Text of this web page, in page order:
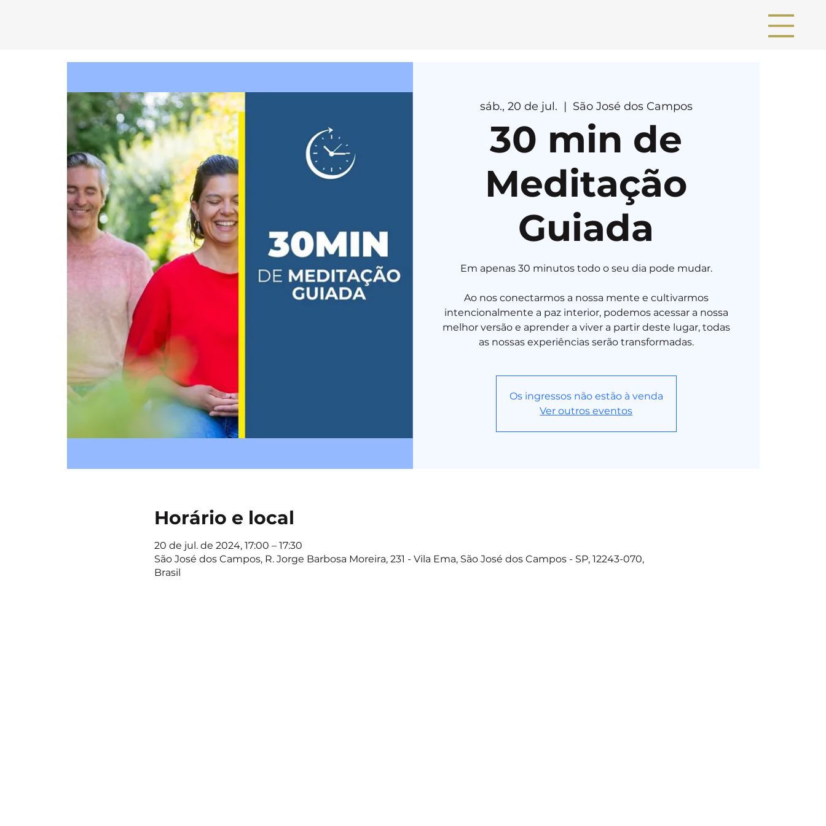
CENTRODE MEDITAÇÃ
KADAMPA R sáb., 20 de jul.
  |
São José dos Campos
30 min de
Meditação
Guiada
Em apenas 30 minutos todo o seu dia pode mudar.
Ao nos conectarmos a nossa mente e cultivarmos
intencionalmente a paz interior, podemos acessar a nossa
melhor versão e aprender a viver a partir deste lugar, todas
as nossas experiências serão transformadas.
Os ingressos não estão à venda
Ver outros eventos
Horário e local
20 de jul. de 2024, 17:00 – 17:30
São José dos Campos, R. Jorge Barbosa Moreira, 231 - Vila Ema, São José dos Campos - SP, 12243-070,
Brasil